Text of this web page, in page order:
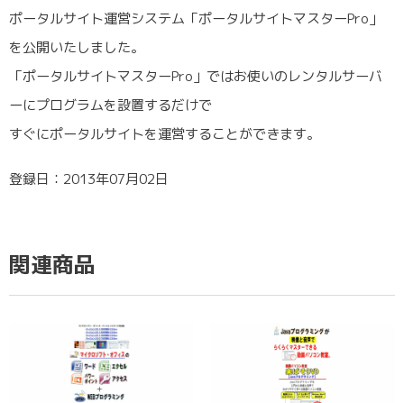
ポータルサイト運営システム「ポータルサイトマスターPro」
を公開いたしました。
「ポータルサイトマスターPro」ではお使いのレンタルサーバ
ーにプログラムを設置するだけで
すぐにポータルサイトを運営することができます。
登録日：2013年07月02日
関連商品